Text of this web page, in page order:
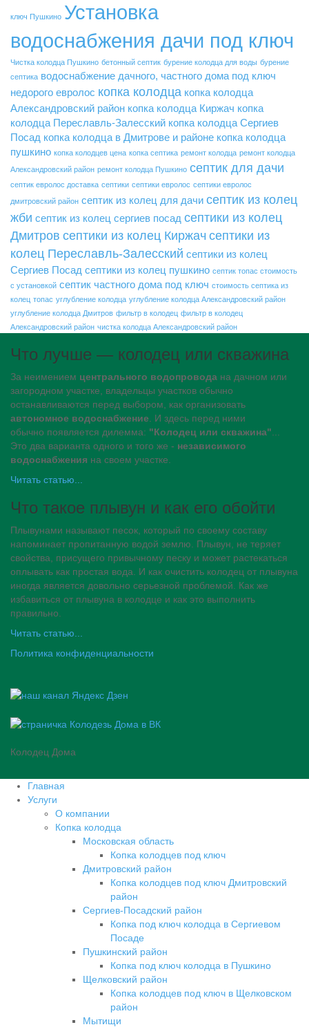
ключ Пушкино Установка
водоснабжения дачи под ключ
Чистка колодца Пушкино бетонный септик бурение колодца для воды бурение
септика водоснабжение дачного, частного дома под ключ
недорого евролос копка колодца копка колодца
Александровский район копка колодца Киржач копка
колодца Переславль-Залесский копка колодца Сергиев
Посад копка колодца в Дмитрове и районе копка колодца
пушкино копка колодцев цена копка септика ремонт колодца ремонт колодца
Александровский район ремонт колодца Пушкино септик для дачи
септик евролос доставка септики септики евролос септики евролос
дмитровский район септик из колец для дачи септик из колец
жби септик из колец сергиев посад септики из колец
Дмитров септики из колец Киржач септики из
колец Переславль-Залесский септики из колец
Сергиев Посад септики из колец пушкино септик топас стоимость
с установкой септик частного дома под ключ стоимость септика из
колец топас углубление колодца углубление колодца Александровский район
углубление колодца Дмитров фильтр в колодец фильтр в колодец
Александровский район чистка колодца Александровский район
Что лучше — колодец или скважина
За неимением центрального водопровода на дачном или
загородном участке, владельцы участков обычно
останавливаются перед выбором, как организовать
автономное водоснабжение . И здесь перед ними
обычно появляется дилемма: "Колодец или скважина"
Это два варианта одного и того же - независимого
водоснабжения на своем участке.
Читать статью...
Что такое плывун и как его обойти
Плывунами называют песок, который по своему составу
напоминает пропитанную водой землю. Плывун, не теряет
свойства, присущего привычному песку и может растекаться
оплывать как простая вода. И как очистить колодец от плывуна
иногда является довольно серьезной проблемой. Как же
избавиться от плывуна в колодце и как это выполнить
правильно.
Читать статью...
Политика конфиденциальности
Колодец Дома
Главная
Услуги
О компании
Копка колодца
Московская область
Копка колодцев под ключ
Дмитровский район
Копка колодцев под ключ Дмитровский
район
Сергиев-Посадский район
Копка под ключ колодца в Сергиевом
Посаде
Пушкинский район
Копка под ключ колодца в Пушкино
Щелковский район
Копка колодцев под ключ в Щелковском
район
Мытищи